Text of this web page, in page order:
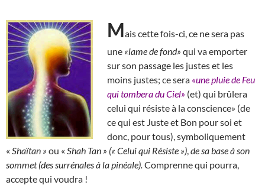
Mais cette fois-ci, ce ne sera pas
une «lame de fond» qui va emporter
sur son passage les justes et les
moins justes; ce sera «une pluie de Feu
qui tombera du Ciel» (et) qui brûlera
celui qui résiste à la conscience» (de
ce qui est Juste et Bon pour soi et
donc, pour tous), symboliquement
« Shaïtan » ou « Shah Tan » (« Celui qui Résiste ») de sa base à son
sommet (des surrénales à la pinéale). Comprenne qui pourra,
accepte qui voudra !